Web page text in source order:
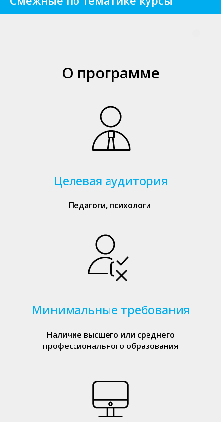
О программе
Целевая аудитория
Педагоги, психологи
Минимальные требования
Наличие высшего или среднего
профессионального образования